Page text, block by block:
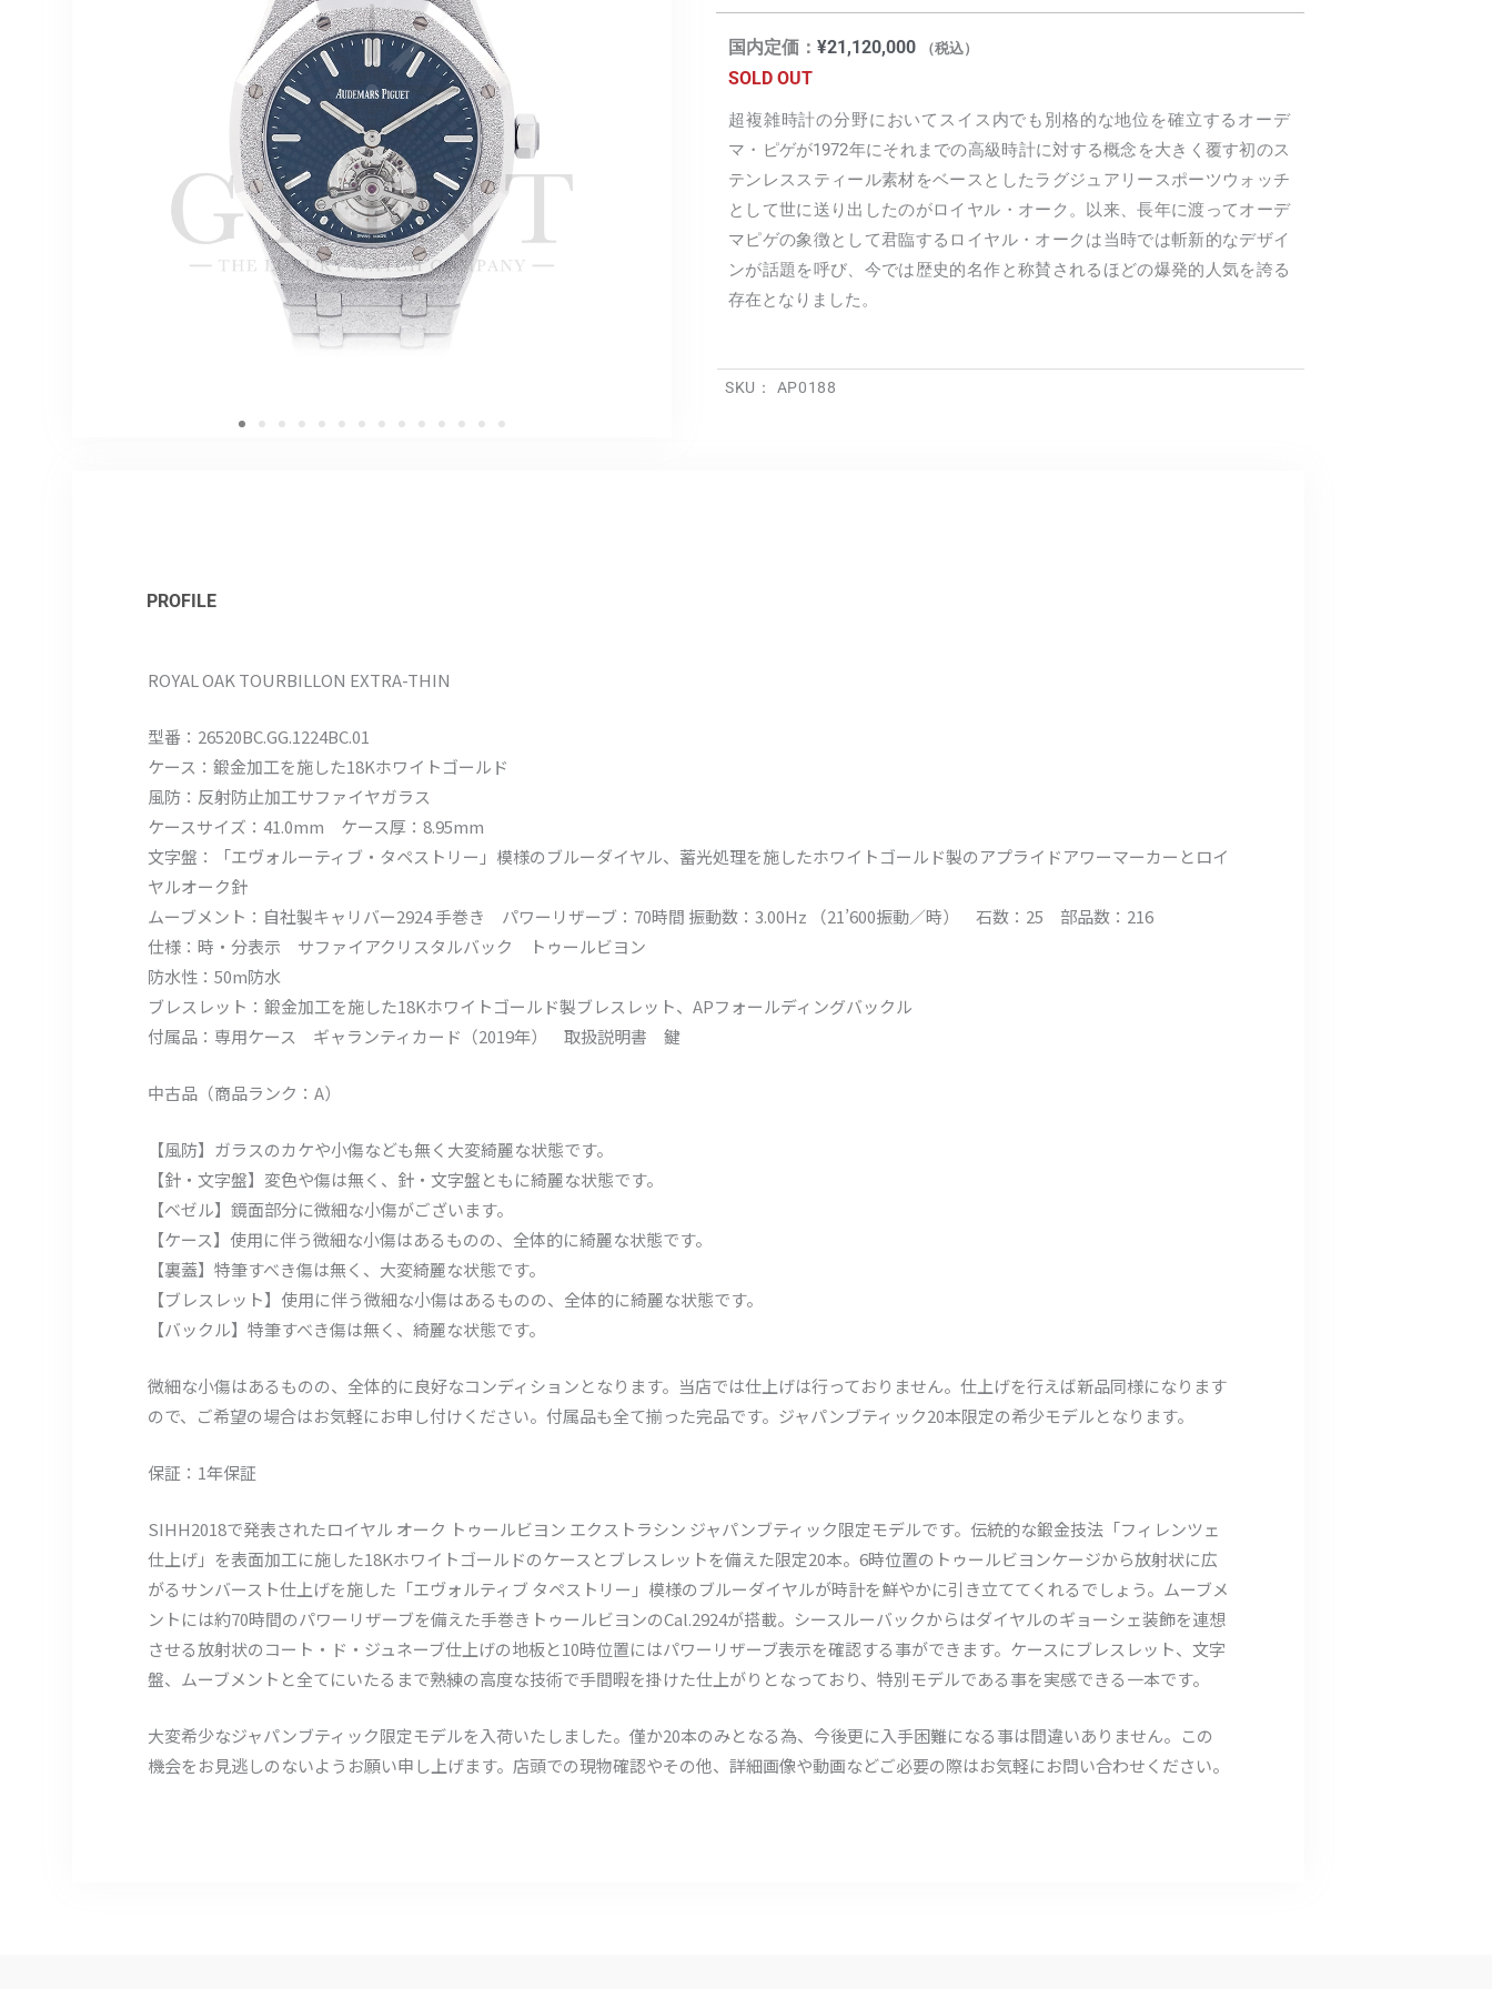
国内定価： ¥21,120,000 （税込）
SOLD OUT
超複雑時計の分野においてスイス内でも別格的な地位を確立するオーデ
マ・ピゲが1972年にそれまでの高級時計に対する概念を大きく覆す初のス
テンレススティール素材をベースとしたラグジュアリースポーツウォッチ
として世に送り出したのがロイヤル・オーク。以来、長年に渡ってオーデ
マピゲの象徴として君臨するロイヤル・オークは当時では斬新的なデザイ
ンが話題を呼び、今では歴史的名作と称賛されるほどの爆発的人気を誇る
存在となりました。
SKU： AP0188
PROFILE
ROYAL OAK TOURBILLON EXTRA-THIN
型番：26520BC.GG.1224BC.01
ケース：鍛金加工を施した18Kホワイトゴールド
風防：反射防止加工サファイヤガラス
ケースサイズ：41.0mm ケース厚：8.95mm
文字盤：「エヴォルーティブ・タペストリー」模様のブルーダイヤル、蓄光処理を施したホワイトゴールド製のアプライドアワーマーカーとロイ
ヤルオーク針
ムーブメント：自社製キャリバー2924 手巻き パワーリザーブ：70時間 振動数：3.00Hz （21’600振動／時） 石数：25 部品数：216
仕様：時・分表示 サファイアクリスタルバック トゥールビヨン
防水性：50m防水
ブレスレット：鍛金加工を施した18Kホワイトゴールド製ブレスレット、APフォールディングバックル
付属品：専用ケース ギャランティカード（2019年） 取扱説明書 鍵
中古品（商品ランク：A）
【風防】ガラスのカケや小傷なども無く大変綺麗な状態です。
【針・文字盤】変色や傷は無く、針・文字盤ともに綺麗な状態です。
【ベゼル】鏡面部分に微細な小傷がございます。
【ケース】使用に伴う微細な小傷はあるものの、全体的に綺麗な状態です。
【裏蓋】特筆すべき傷は無く、大変綺麗な状態です。
【ブレスレット】使用に伴う微細な小傷はあるものの、全体的に綺麗な状態です。
【バックル】特筆すべき傷は無く、綺麗な状態です。
微細な小傷はあるものの、全体的に良好なコンディションとなります。当店では仕上げは行っておりません。仕上げを行えば新品同様になります
ので、ご希望の場合はお気軽にお申し付けください。付属品も全て揃った完品です。ジャパンブティック20本限定の希少モデルとなります。
保証：1年保証
SIHH2018で発表されたロイヤル オーク トゥールビヨン エクストラシン ジャパンブティック限定モデルです。伝統的な鍛金技法「フィレンツェ
仕上げ」を表面加工に施した18Kホワイトゴールドのケースとブレスレットを備えた限定20本。6時位置のトゥールビヨンケージから放射状に広
がるサンバースト仕上げを施した「エヴォルティブ タペストリー」模様のブルーダイヤルが時計を鮮やかに引き立ててくれるでしょう。ムーブメ
ントには約70時間のパワーリザーブを備えた手巻きトゥールビヨンのCal.2924が搭載。シースルーバックからはダイヤルのギョーシェ装飾を連想
させる放射状のコート・ド・ジュネーブ仕上げの地板と10時位置にはパワーリザーブ表示を確認する事ができます。ケースにブレスレット、文字
盤、ムーブメントと全てにいたるまで熟練の高度な技術で手間暇を掛けた仕上がりとなっており、特別モデルである事を実感できる一本です。
大変希少なジャパンブティック限定モデルを入荷いたしました。僅か20本のみとなる為、今後更に入手困難になる事は間違いありません。この
機会をお見逃しのないようお願い申し上げます。店頭での現物確認やその他、詳細画像や動画などご必要の際はお気軽にお問い合わせください。